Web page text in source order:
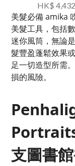
HK$
美髮必備 amika
美髮工具，包括
迷你風筒，無論
髮豐盈蓬鬆效果
足一切造型所需
損的風險。
支圖書